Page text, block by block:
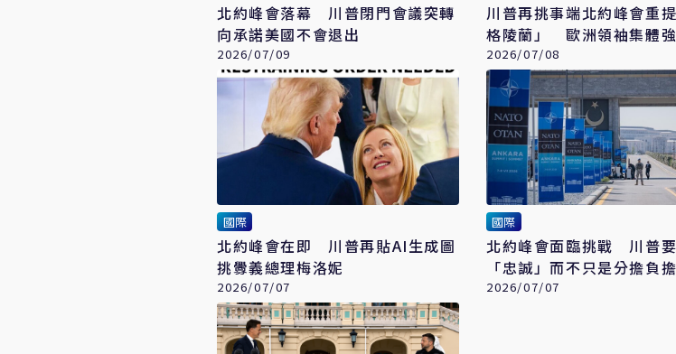
北約峰會落幕 川普閉門會議突轉
向承諾美國不會退出
2026/07/09
川普再挑事端北約峰會重
格陵蘭」 歐洲領袖集體
2026/07/08
國際
北約峰會在即 川普再貼AI生成圖
挑釁義總理梅洛妮
2026/07/07
國際
北約峰會面臨挑戰 川普
「忠誠」而不只是分擔負擔
2026/07/07